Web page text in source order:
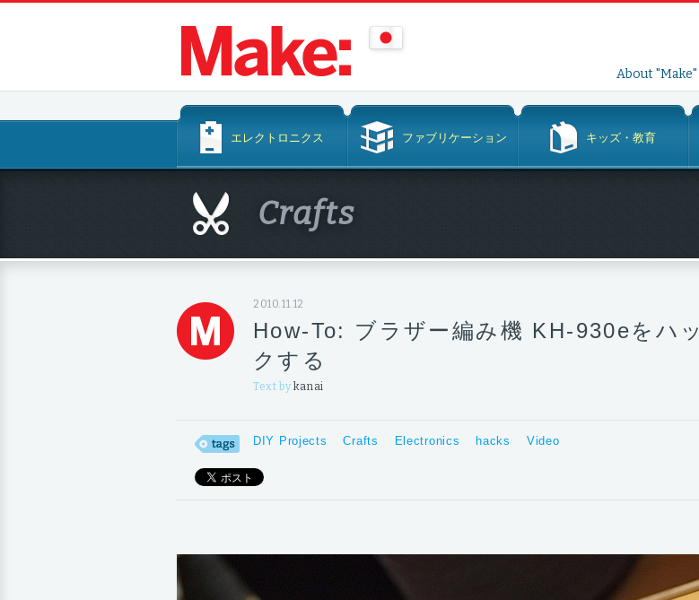
テ
ツ
へ
About "Make"
テ
ス
エレクトロニクス ファブリケーション キッズ・教育
Crafts
2010.11.12
How-To: ブラザー編み機 KH-930eをハッ
クする
Text by kanai
DIY Projects Crafts Electronics hacks Video